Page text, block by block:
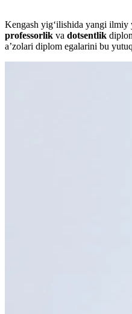
Kengash yig‘ilishida yangi ilmiy
professorlik va dotsentlik
aʼzolari diplom egalarini bu